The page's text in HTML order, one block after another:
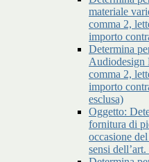
materiale
comma 2,
importo
Determina
Audiodesign
comma 2,
importo
esclusa)
Oggetto:
fornitura di
occasione
sensi